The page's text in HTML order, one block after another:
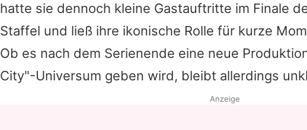
hatte sie dennoch kleine Gastauftritte im Finale
Staffel und ließ ihre ikonische Rolle für kurze
Ob es nach dem Serienende eine neue
City"-Universum geben wird, bleibt allerdings
Anzeige